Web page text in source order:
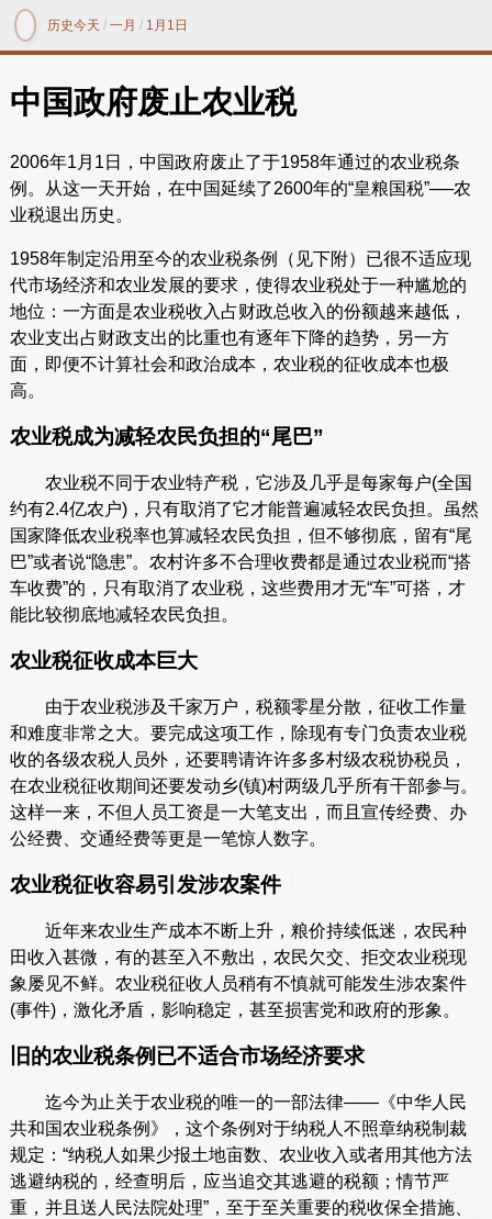
历史今天 /一月 / 1月1日
中国政府废止农业税
2006年1月1日，中国政府废止了于1958年通过的农业税条
例。从这一天开始，在中国延续了2600年的“皇粮国税”──农
业税退出历史。
1958年制定沿用至今的农业税条例（见下附）已很不适应现
代市场经济和农业发展的要求，使得农业税处于一种尴尬的
地位：一方面是农业税收入占财政总收入的份额越来越低，
农业支出占财政支出的比重也有逐年下降的趋势，另一方
面，即便不计算社会和政治成本，农业税的征收成本也极
高。
农业税成为减轻农民负担的“尾巴”
农业税不同于农业特产税，它涉及几乎是每家每户(全国
约有2.4亿农户)，只有取消了它才能普遍减轻农民负担。虽然
国家降低农业税率也算减轻农民负担，但不够彻底，留有“尾
巴”或者说“隐患”。农村许多不合理收费都是通过农业税而“搭
车收费”的，只有取消了农业税，这些费用才无“车”可搭，才
能比较彻底地减轻农民负担。
农业税征收成本巨大
由于农业税涉及千家万户，税额零星分散，征收工作量
和难度非常之大。要完成这项工作，除现有专门负责农业税
收的各级农税人员外，还要聘请许许多多村级农税协税员，
在农业税征收期间还要发动乡(镇)村两级几乎所有干部参与。
这样一来，不但人员工资是一大笔支出，而且宣传经费、办
公经费、交通经费等更是一笔惊人数字。
农业税征收容易引发涉农案件
近年来农业生产成本不断上升，粮价持续低迷，农民种
田收入甚微，有的甚至入不敷出，农民欠交、拒交农业税现
象屡见不鲜。农业税征收人员稍有不慎就可能发生涉农案件
(事件)，激化矛盾，影响稳定，甚至损害党和政府的形象。
旧的农业税条例已不适合市场经济要求
迄今为止关于农业税的唯一的一部法律——《中华人民
共和国农业税条例》，这个条例对于纳税人不照章纳税制裁
规定：“纳税人如果少报土地亩数、农业收入或者用其他方法
逃避纳税的，经查明后，应当追交其逃避的税额；情节严
重，并且送人民法院处理”，至于至关重要的税收保全措施、